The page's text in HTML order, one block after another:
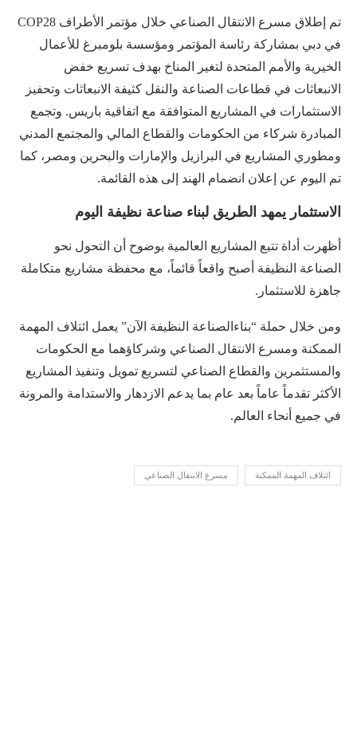
تم إطلاق مسرع الانتقال الصناعي خلال مؤتمر الأطراف COP28
في دبي بمشاركة رئاسة المؤتمر ومؤسسة بلومبرغ للأعمال
الخيرية والأمم المتحدة لتغير المناخ بهدف تسريع خفض
الانبعاثات في قطاعات الصناعة والنقل كثيفة الانبعاثات وتحفيز
الاستثمارات في المشاريع المتوافقة مع اتفاقية باريس. وتجمع
المبادرة شركاء من الحكومات والقطاع المالي والمجتمع المدني
ومطوري المشاريع في البرازيل والإمارات والبحرين ومصر، كما
تم اليوم عن إعلان انضمام الهند إلى هذه القائمة.
الاستثمار يمهد الطريق لبناء صناعة نظيفة اليوم
أظهرت أداة تتبع المشاريع العالمية بوضوح أن التحول نحو
الصناعة النظيفة أصبح واقعاً قائماً، مع محفظة مشاريع متكاملة
جاهزة للاستثمار.
ومن خلال حملة “بناءالصناعة النظيفة الآن” يعمل ائتلاف المهمة
الممكنة ومسرع الانتقال الصناعي وشركاؤهما مع الحكومات
والمستثمرين والقطاع الصناعي لتسريع تمويل وتنفيذ المشاريع
الأكثر تقدماً عاماً بعد عام بما يدعم الازدهار والاستدامة والمرونة
في جميع أنحاء العالم.
ائتلاف المهمة الممكنة مسرع الانتقال الصناعي